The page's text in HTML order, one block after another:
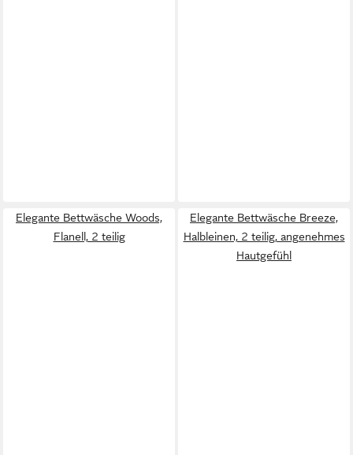
Elegante Bettwäsche Woods,
Flanell, 2 teilig
Elegante Bettwäsche Breeze,
Halbleinen, 2 teilig, angenehmes
Hautgefühl